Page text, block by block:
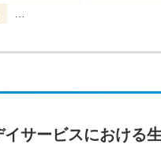
サービスにおける